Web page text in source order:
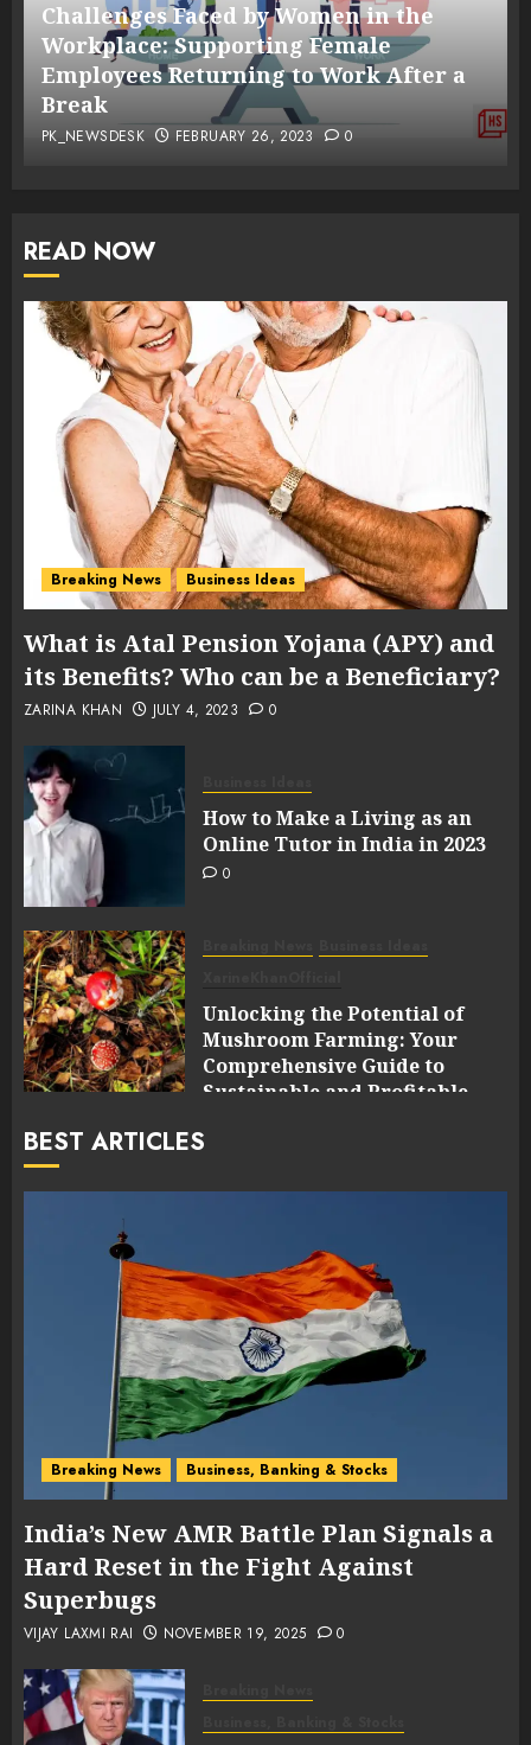
Challenges Faced by Women in the
Workplace: Supporting Female
Employees Returning to Work After a
Break
PK_NEWSDESK FEBRUARY 26, 2023 0
READ NOW
Breaking News Business Ideas
What is Atal Pension Yojana (APY) and
its Benefits? Who can be a Beneficiary?
ZARINA KHAN JULY 4, 2023 0
How to Make a Living as an
Online Tutor in India in 2023
0
Unlocking the Potential of
Mushroom Farming: Your
Comprehensive Guide to
Sustainable and Profitable
BEST ARTICLES
Breaking News Business, Banking & Stocks
India’s New AMR Battle Plan Signals a
Hard Reset in the Fight Against
Superbugs
VIJAY LAXMI RAI NOVEMBER 19, 2025 0